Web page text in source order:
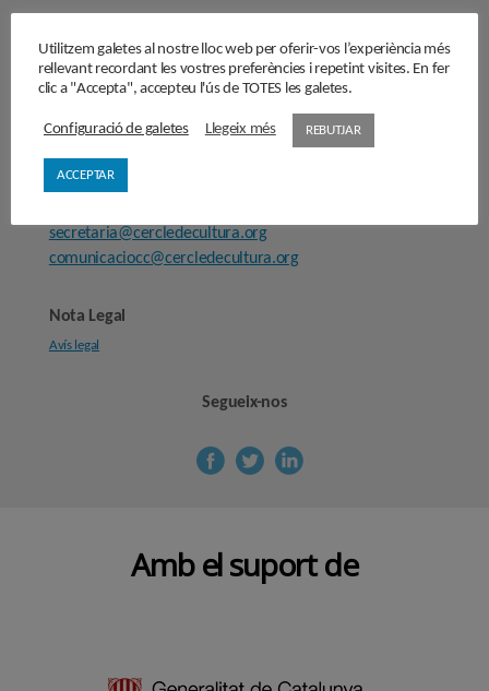
Fes-te’n soci/sòcia
Sala de premsa
Cercle de Cultura
Carrer Provença, 298
secretaria@cercledecultura.org
comunicaciocc@cercledecultura.org
Nota Legal
Avís legal
Segueix-nos
Amb el suport de
Utilitzem galetes al nostre lloc web per oferir-vos l’experiència més
rellevant recordant les vostres preferències i repetint visites. En fer
clic a "Accepta", accepteu l'ús de TOTES les galetes.
Configuració de galetes Llegeix més REBUTJAR
ACCEPTAR